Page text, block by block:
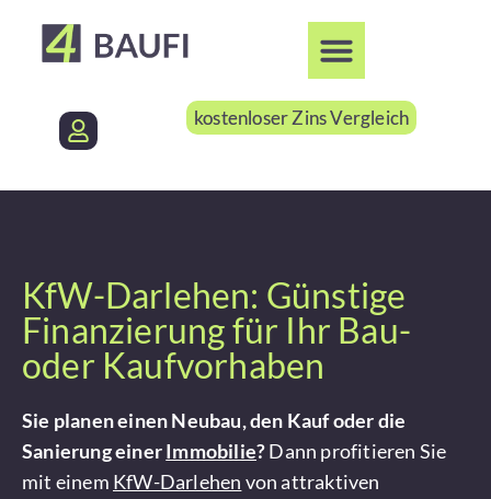
kostenloser Zins Vergleich
KfW-Darlehen: Günstige
Finanzierung für Ihr Bau-
oder Kaufvorhaben
Sie planen einen Neubau, den Kauf oder die
Sanierung einerImmobilie?Dann profitieren Sie
mit einem KfW-Darlehen von attraktiven